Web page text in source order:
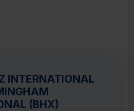
INTERNATIONAL
(BHX)